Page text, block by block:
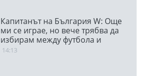
Капитанът на България W: Още
ми се играе, но вече трябва да
избирам между футбола и
семейството
14:13